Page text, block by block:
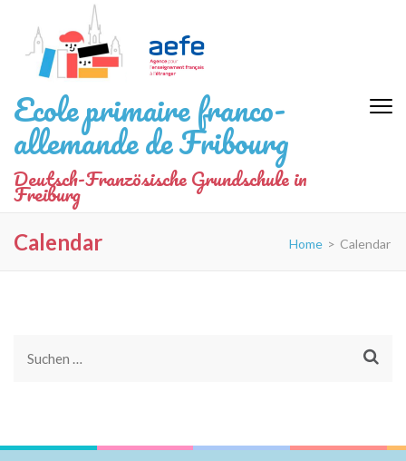
Inhalt
springen
(Eingabetaste
drücken)
Ecole primaire franco-
allemande de Fribourg
Deutsch-Französische Grundschule in
Freiburg
Calendar Home > Calendar
Suchen